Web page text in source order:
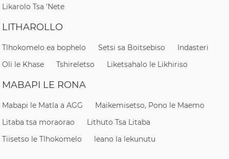
Likarolo Tsa 'Nete
LITHAROLLO
Tlhokomelo ea bophelo Setsi sa Boitsebiso
Indasteri
Oli le Khase
Tshireletso Liketsahalo le Likhiriso
MABAPI LE RONA
Mabapi le Matla a AGG
Maikemisetso, Pono le Maemo
Litaba tsa moraorao
Lithuto Tsa Litaba
Tiisetso le Tlhokomelo
leano la lekunutu